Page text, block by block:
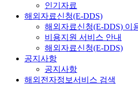
인기자료
해외자료신청(E-DDS)
해외자료신청(E-DDS) 이
비용지원 서비스 안내
해외자료신청(E-DDS)
공지사항
공지사항
해외전자정보서비스 검색